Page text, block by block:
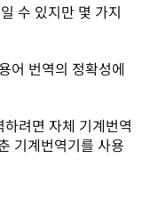
수 있지만 몇 가지
어 번역의 정확성에
려면 자체 기계번역
기계번역기를 사용